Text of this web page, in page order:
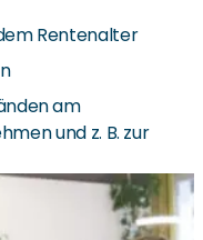
Rentenalter
am
und z. B. zur